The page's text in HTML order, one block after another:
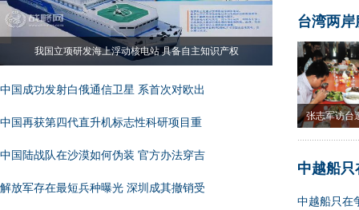
我国立项研发海上浮动核电站 具备自主知识产权
中国成功发射白俄通信卫星 系首次对欧出
中国再获第四代直升机标志性科研项目重
中国陆战队在沙漠如何伪装 官方办法穿吉
解放军存在最短兵种曝光 深圳成其撤销受
台湾两
张志军访台
果
中越船
中越船只在